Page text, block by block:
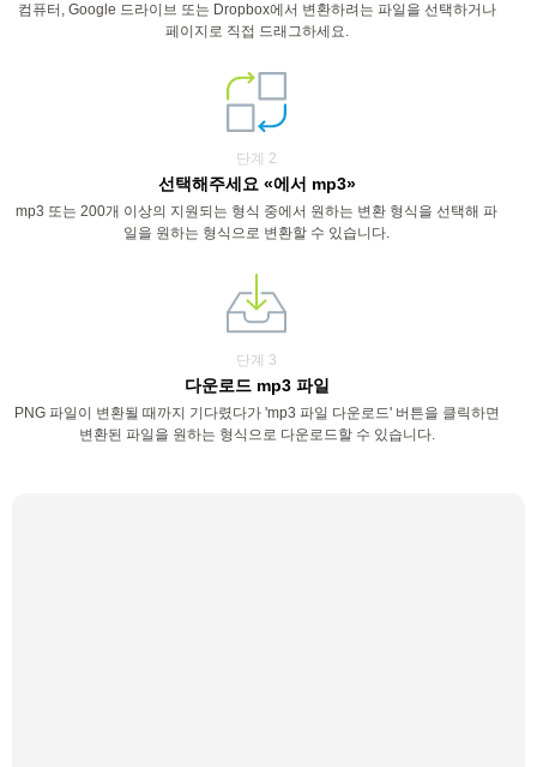
컴퓨터, Google 드라이브 또는 Dropbox에서 변환하려는 파일을 선택하거나
페이지로 직접 드래그하세요.
단계 2
선택해주세요 «에서 mp3»
mp3 또는 200개 이상의 지원되는 형식 중에서 원하는 변환 형식을 선택해 파
일을 원하는 형식으로 변환할 수 있습니다.
단계 3
다운로드 mp3 파일
PNG 파일이 변환될 때까지 기다렸다가 'mp3 파일 다운로드' 버튼을 클릭하면
변환된 파일을 원하는 형식으로 다운로드할 수 있습니다.